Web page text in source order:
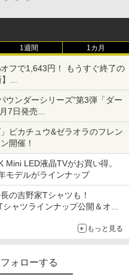
BRICK game テトリス
ム機】ゲームウォッチ ゲ
ゲーム 景品 粗品 携
し 液晶 高齢者 単純 簡
単3電池 ミニゲーム
ポータブル ボケ防
ム レトロゲーム ブロッ
PlayStation Portal リモ
ー CFIJ-18000【ECセンタ
使用品】ズートピア2 [純正
＋純正ケース]
[先着特典付]ズートピア ブ
セット/アニメーション[Bl
種別A】
リコイル 2【完全生産限定
1週間 1カ月
フで1,643円！ もうすぐ終了の
神 絶景版」が67%オフで990円
ウンダーシリーズ”第3弾「ダー
7日発売
使用した超大型チーズバーガー
ピカチュウ&ゼラオラのフレン
開催！
Mini LED液晶TVがお買い得。
モデルがラインナップ
の吉野家Tシャツも！
ャツラインナップ公開＆オン
もっと見る
ォローする